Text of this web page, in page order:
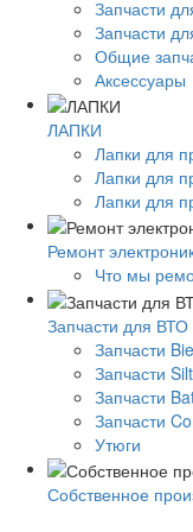
Запчасти
Запчасти
Общие
Аксессуары
ЛАПКИ
Лапки для
Лапки для
Лапки для
Ремонт
Что мы
Запчасти для ВТО
Запчасти
Запчасти
Запчасти
Запчасти
Утюги
Собственное